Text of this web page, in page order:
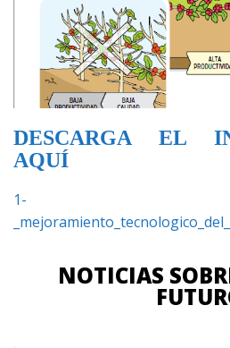
DESCARGA EL
AQUÍ
1-
NOTICIAS